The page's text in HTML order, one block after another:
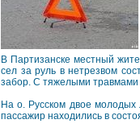
В Партизанске местный
сел за руль в нетрезвом
забор. С тяжелыми травмами
На о. Русском двое
пассажир находились в